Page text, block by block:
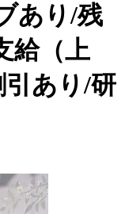
あり/残
給（上
引あり/研